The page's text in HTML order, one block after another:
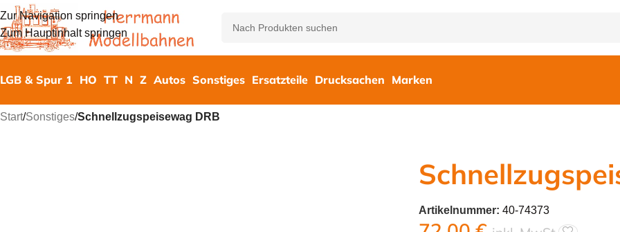
Zur Navigation springen
Zum Hauptinhalt springen
LGB & Spur 1 HO TT N Z Autos Sonstiges Ersatzteile Drucksachen Marken
Start/Sonstiges/Schnellzugspeisewag DRB
Artikelnummer: 40-74373